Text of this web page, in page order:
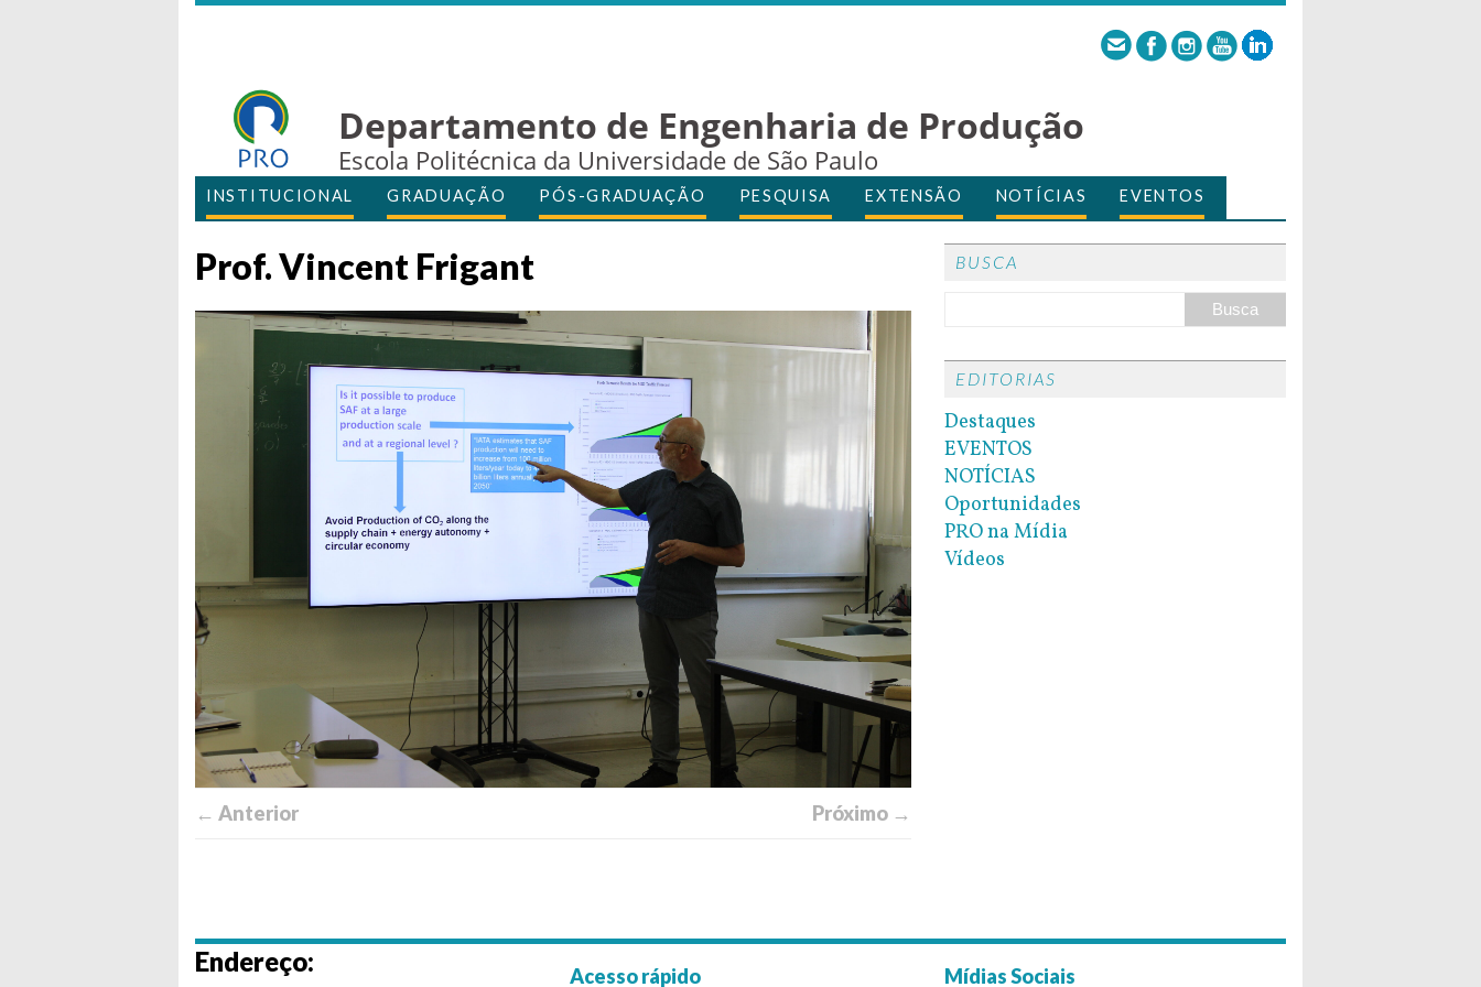
Departamento de Engenharia de Produção
Escola Politécnica da Universidade de São Paulo
INSTITUCIONAL GRADUAÇÃO PÓS-GRADUAÇÃO PESQUISA EXTENSÃO NOTÍCIAS EVENTOS
Prof. Vincent Frigant
← Anterior Próximo →
BUSCA
EDITORIAS
Destaques
EVENTOS
NOTÍCIAS
Oportunidades
PRO na Mídia
Vídeos
Endereço: Acesso rápido Mídias Sociais